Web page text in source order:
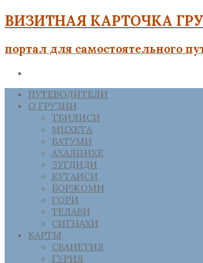
ВИЗИТНАЯ КАРТОЧКА
портал для самостоятельного
ПУТЕВОДИТЕЛИ
О ГРУЗИИ
ТБИЛИСИ
МЦХЕТА
БАТУМИ
АХАЛЦИХЕ
ЗУГДИДИ
КУТАИСИ
БОРЖОМИ
ГОРИ
ТЕЛАВИ
СИГНАХИ
КАРТЫ
СВАНЕТИЯ
ГУРИЯ